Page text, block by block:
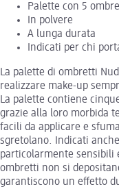
Palette con 5
In polvere
A lunga durata
Indicati per chi
La palette di ombretti
realizzare make-up
La palette contiene
grazie alla loro morbida
facili da applicare e
sgretolano. Indicati
particolarmente sensibili
ombretti non si
garantiscono un effetto